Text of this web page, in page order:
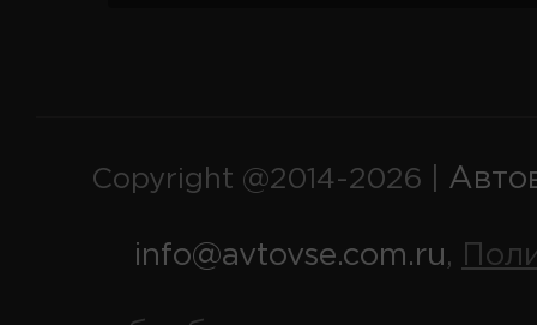
Copyright @2014-2026 |
info@avtovse.com.ru,